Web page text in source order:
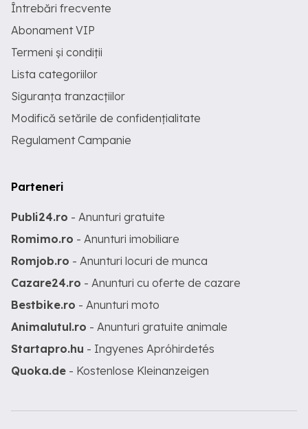
Întrebări frecvente
Abonament VIP
Termeni și condiții
Lista categoriilor
Siguranța tranzacțiilor
Modifică setările de confidențialitate
Regulament Campanie
Parteneri
Publi24.ro - Anunturi gratuite
Romimo.ro - Anunturi imobiliare
Romjob.ro - Anunturi locuri de munca
Cazare24.ro - Anunturi cu oferte de cazare
Bestbike.ro - Anunturi moto
Animalutul.ro - Anunturi gratuite animale
Startapro.hu - Ingyenes Apróhirdetés
Quoka.de - Kostenlose Kleinanzeigen